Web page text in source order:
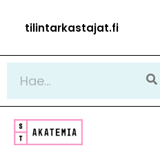
sisältöön
tilintarkastajat.fi